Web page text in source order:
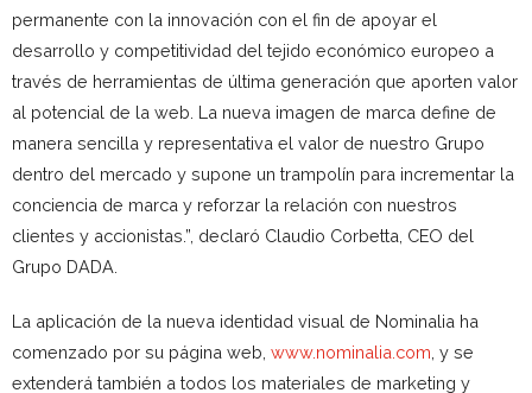
permanente con la innovación con el fin de apoyar el
desarrollo y competitividad del tejido económico europeo a
través de herramientas de última generación que aporten valor
al potencial de la web. La nueva imagen de marca define de
manera sencilla y representativa el valor de nuestro Grupo
dentro del mercado y supone un trampolín para incrementar la
conciencia de marca y reforzar la relación con nuestros
clientes y accionistas.”, declaró Claudio Corbetta, CEO del
Grupo DADA.
La aplicación de la nueva identidad visual de Nominalia ha
comenzado por su página web, www.nominalia.com , y se
extenderá también a todos los materiales de marketing y